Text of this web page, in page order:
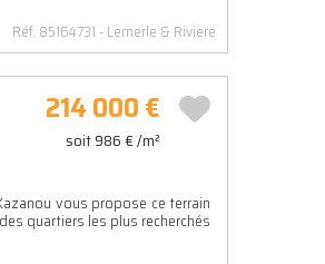
Réf. 85164731 Lemerle & Riviere
Kazanou vous propose ce terrain
quartiers les plus recherchés
214 000 €
soit 986 € /m²